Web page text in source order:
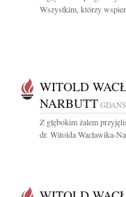
Wszystkim, którzy
WITOLD
NARBUTT
Z głębokim żalem
dr. Witolda Wacławika-